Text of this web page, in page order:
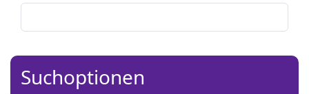
Suchoptionen